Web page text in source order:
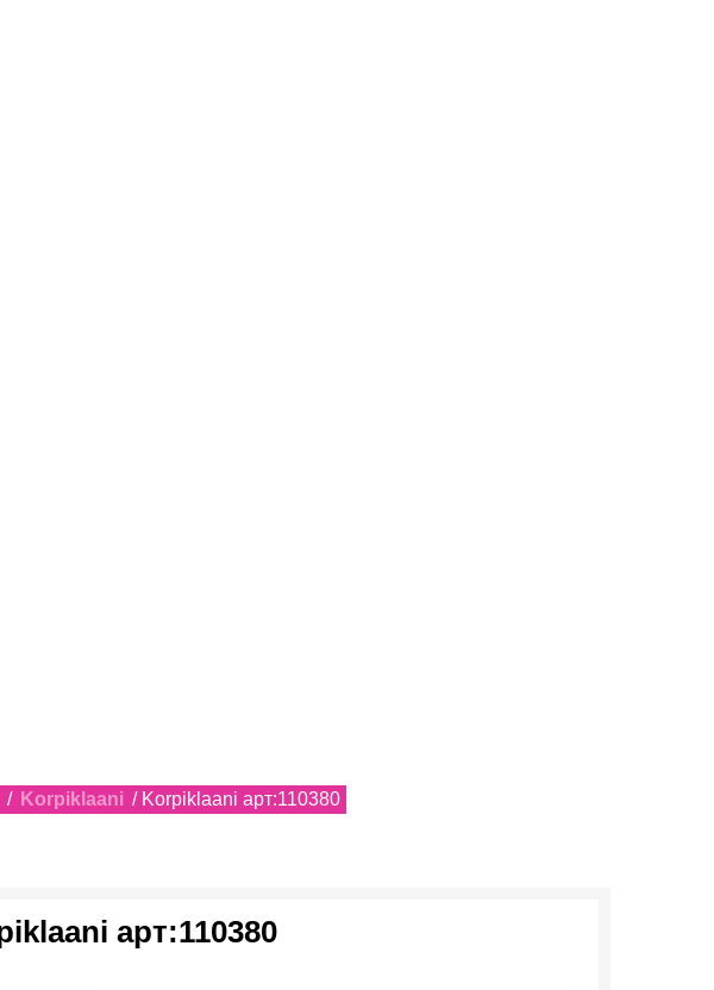
/ Korpiklaani / Korpiklaani арт:110380
арт:110380